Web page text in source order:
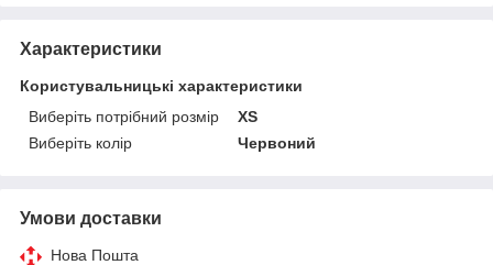
Характеристики
Користувальницькі характеристики
Виберіть потрібний розмір
XS
Виберіть колір
Червоний
Умови доставки
Нова Пошта